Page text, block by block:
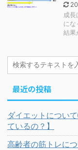
成長
にな
結果
最近の投稿
ダイエットについ
ているの？】
高齢者の筋トレに